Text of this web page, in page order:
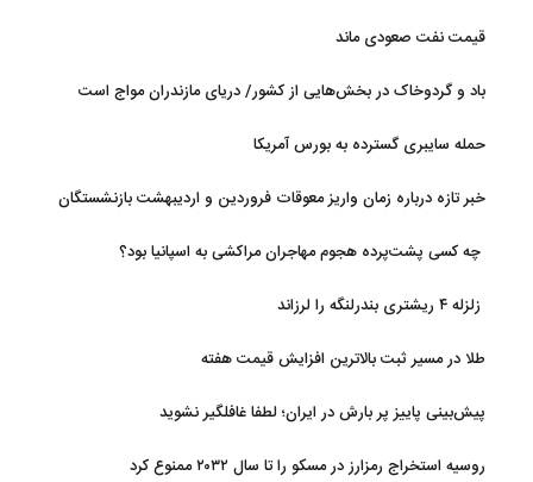
قیمت نفت صعودی ماند
باد و گردوخاک در بخش‌هایی از کشور/ دریای مازندران مواج است
حمله سایبری گسترده به بورس آمریکا
خبر تازه درباره زمان واریز معوقات فروردین و اردیبهشت بازنشستگان
چه کسی پشت‌پرده هجوم مهاجران مراکشی به اسپانیا بود؟
زلزله ۴ ریشتری بندرلنگه را لرزاند
طلا در مسیر ثبت بالاترین افزایش قیمت هفته
پیش‌بینی پاییز پر بارش در ایران؛ لطفا غافلگیر نشوید
روسیه استخراج رمزارز در مسکو را تا سال ۲۰۳۲ ممنوع کرد